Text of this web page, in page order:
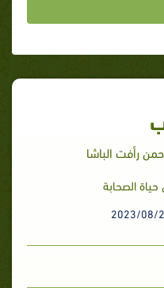
رأفت الباشا
الصحابة
2023/08/